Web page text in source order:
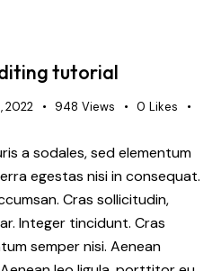
tutorial
2022 948 Views 0 Likes
a sodales, sed elementum
egestas nisi in consequat.
Cras sollicitudin,
Integer tincidunt. Cras
semper nisi. Aenean